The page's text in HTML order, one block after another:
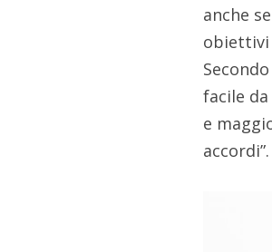
anche
obiettivi
facile
e
accordi”.